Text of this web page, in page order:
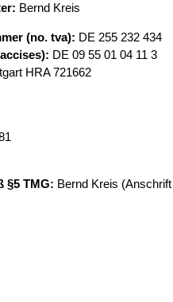
Bernd Kreis
(no. tva): DE 255 232 434
DE 09 55 01 04 11 3
HRA 721662
§5 TMG: Bernd Kreis (Anschrift